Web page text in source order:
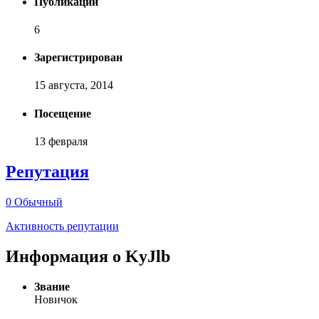
6
Зарегистрирован
15 августа, 2014
Посещение
13 февраля
Репутация
0 Обычный
Активность репутации
Информация о KyJlb
Звание
Новичок